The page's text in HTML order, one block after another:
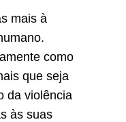
mais à
como
que seja
da violência
às suas